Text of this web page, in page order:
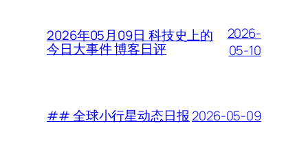
2026年05月09日 科技史上的
今日大事件 博客日评
2026-
05-10
## 全球小行星动态日报2026-05-09